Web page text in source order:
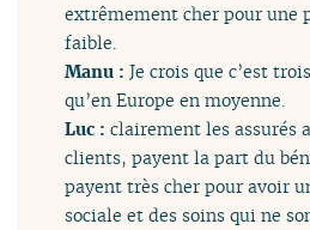
extrêmement cher pour une
faible.
Manu :Je crois que c’est
qu’en Europe en moyenne.
Luc :clairement les assurés
clients, payent la part du
payent très cher pour avoir
sociale et des soins qui ne